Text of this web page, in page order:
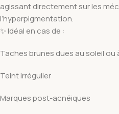
agissant directement sur les
l’hyperpigmentation.
✨ Idéal en cas de :
Taches brunes dues au soleil ou
Teint irrégulier
Marques post-acnéiques